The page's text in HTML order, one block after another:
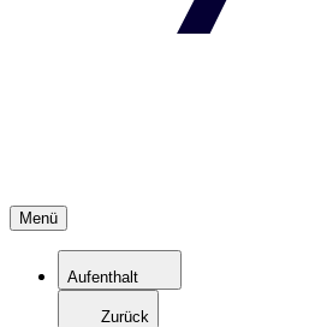
Menü
Aufenthalt
Zurück